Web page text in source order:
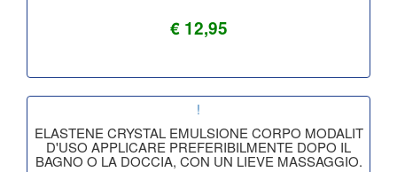
€ 12,95
!
ELASTENE CRYSTAL EMULSIONE CORPO MODALIT
D'USO APPLICARE PREFERIBILMENTE DOPO IL
BAGNO O LA DOCCIA, CON UN LIEVE MASSAGGIO.